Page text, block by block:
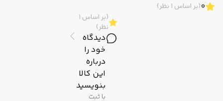
0(بر اساس 1 نظر)
(بر اساس 1
نظر)
دیدگاه
خود را
درباره
این کالا
بنویسید
با ثبت